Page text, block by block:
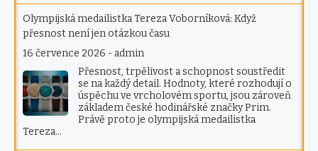
Olympijská medailistka Tereza Voborníková: Když
přesnost není jen otázkou času
16 července 2026 - admin
Přesnost, trpělivost a schopnost soustředit
se na každý detail. Hodnoty, které rozhodují o
úspěchu ve vrcholovém sportu, jsou zároveň
základem české hodinářské značky Prim.
Právě proto je olympijská medailistka
Tereza…